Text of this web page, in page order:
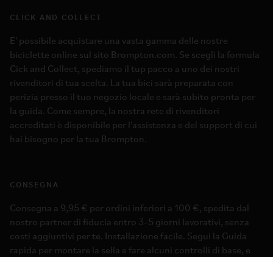
CLICK AND COLLECT
E' possibile acquistare una vasta gamma delle nostre
biciclette online sul sito Brompton.com. Se scegli la formula
Cick and Collect, spediamo il tup pacco a uno dei nostri
rivenditori di tua scelta. La tua bici sarà preparata con
perizia presso il tuo negozio locale e sarà subito pronta per
la guida. Come sempre, la nostra rete di rivenditori
accreditati è disponibile per l'assistenza e del support di cui
hai bisogno per la tua Brompton.
CONSEGNA
Consegna a 9,95 € per ordini inferiori a 100 €, spedita dal
nostro partner di fiducia entro 3-5 giorni lavorativi, senza
costi aggiuntivi per te. Installazione facile. Segui la Guida
rapida per montare la sella e fare alcuni controlli di base, e